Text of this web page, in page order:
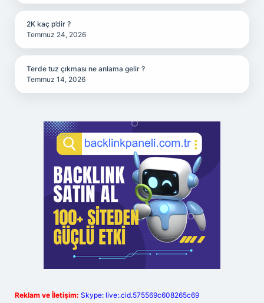
2K kaç p’dir ?
Temmuz 24, 2026
Terde tuz çıkması ne anlama gelir ?
Temmuz 14, 2026
Reklam ve İletişim: Skype: live:.cid.575569c608265c69